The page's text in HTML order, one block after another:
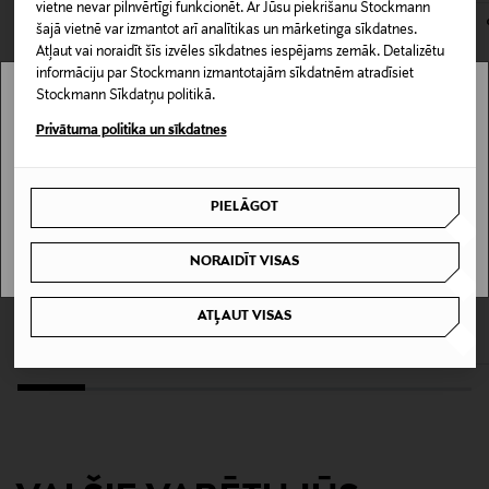
vietne nevar pilnvērtīgi funkcionēt. Ar Jūsu piekrišanu Stockmann
šajā vietnē var izmantot arī analītikas un mārketinga sīkdatnes.
Atļaut vai noraidīt šīs izvēles sīkdatnes iespējams zemāk. Detalizētu
informāciju par Stockmann izmantotajām sīkdatnēm atradīsiet
Stockmann Sīkdatņu politikā.
Privātuma politika un sīkdatnes
PIELĀGOT
NORAIDĪT VISAS
ATĻAUT VISAS
Krāsa
Izmērs
Sastāvdaļas
Aqua, Octyldodecyl Myristate, Cetyl Alcohol,
Crambe Abyssinica Seed Oil Phytosterol Esters, PEG-
100 Stearate, Avena Sativa Kernel Oil, Glycerin,
Glyceryl Stearate, Parfum, Carbomer, Sodium
Benzoate, Potassium Sorbate, Limonene, Apium
Ražotājvalsts
iepakojumā.
PREČU ATGRIEŠANAS POLITIKA
BIOTHERM
RECIPE FOR MEN
Stockmann nav pieejams tavā valstī.
I UNDERSTAND